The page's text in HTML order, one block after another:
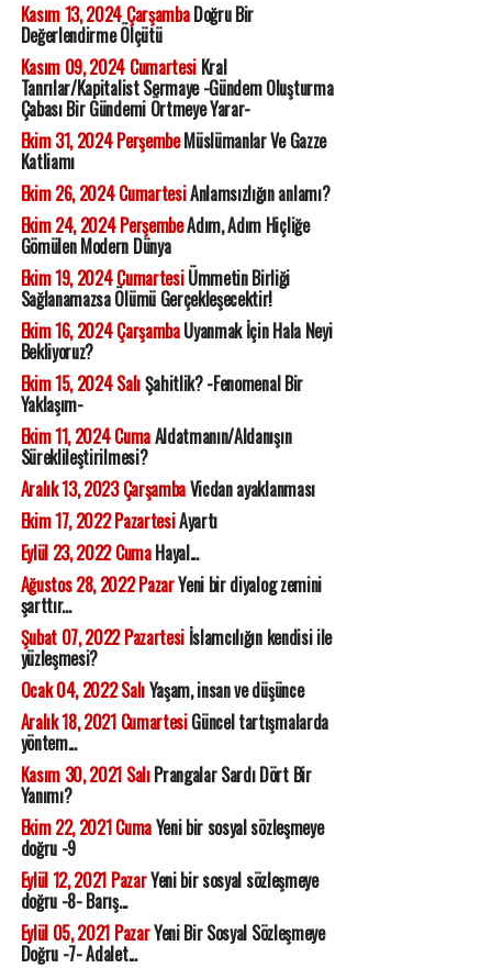
Kasım 13, 2024 ÇarşambaDoğru Bir
Değerlendirme Ölçütü
Kasım 09, 2024 CumartesiKral
Tanrılar/Kapitalist Sermaye -Gündem Oluşturma
Çabası Bir Gündemi Örtmeye Yarar-
Ekim 31, 2024 PerşembeMüslümanlar Ve Gazze
Katliamı
Ekim 26, 2024 CumartesiAnlamsızlığın anlamı?
Ekim 24, 2024 PerşembeAdım, Adım Hiçliğe
Gömülen Modern Dünya
Ekim 19, 2024 CumartesiÜmmetin Birliği
Sağlanamazsa Ölümü Gerçekleşecektir!
Ekim 16, 2024 ÇarşambaUyanmak İçin Hala Neyi
Bekliyoruz?
Ekim 15, 2024 SalıŞahitlik? -Fenomenal Bir
Yaklaşım-
Ekim 11, 2024 CumaAldatmanın/Aldanışın
Süreklileştirilmesi?
Aralık 13, 2023 ÇarşambaVicdan ayaklanması
Ekim 17, 2022 PazartesiAyartı
Eylül 23, 2022 CumaHayal...
Ağustos 28, 2022 PazarYeni bir diyalog zemini
şarttır...
Şubat 07, 2022 Pazartesiİslamcılığın kendisi ile
yüzleşmesi?
Ocak 04, 2022 SalıYaşam, insan ve düşünce
Aralık 18, 2021 CumartesiGüncel tartışmalarda
yöntem...
Kasım 30, 2021 SalıPrangalar Sardı Dört Bir
Yanımı?
Ekim 22, 2021 CumaYeni bir sosyal sözleşmeye
doğru -9
Eylül 12, 2021 PazarYeni bir sosyal sözleşmeye
doğru -8- Barış...
Eylül 05, 2021 PazarYeni Bir Sosyal Sözleşmeye
Doğru -7- Adalet...